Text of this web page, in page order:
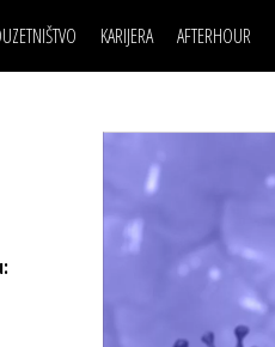
KARIJERA
MOJ UGAO
USAVRŠAVANJE
KNOW-HOW
AFTERHOUR
STIL
WELLBEING
POSAO
MOJ UGAO
USAVRŠAVANJE
FILM I
AUTO